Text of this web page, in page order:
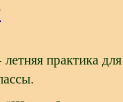
летняя практика